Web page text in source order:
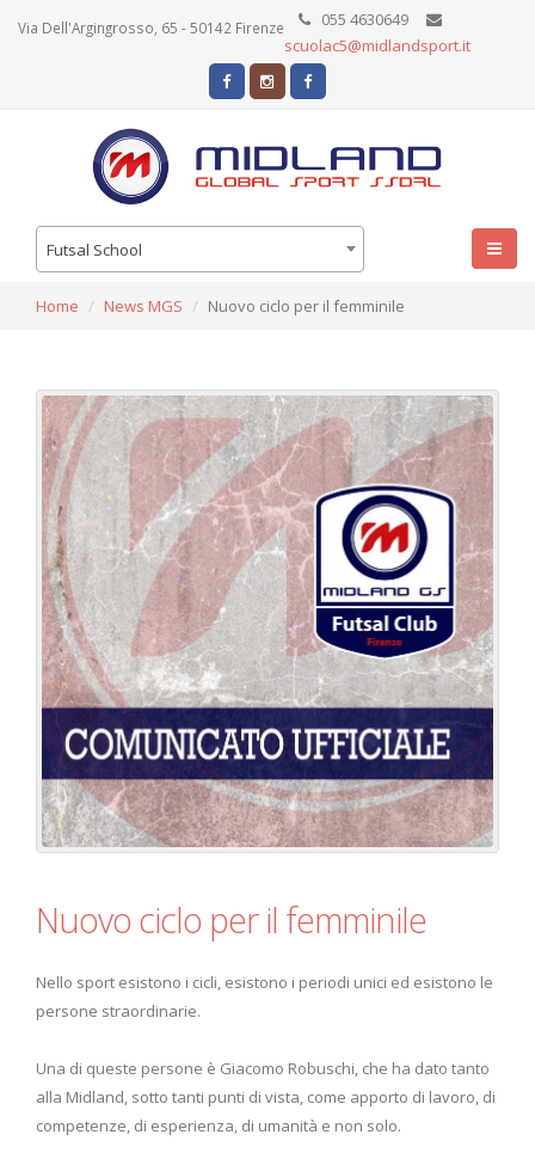
Via Dell'Argingrosso, 65 - 50142 Firenze
055 4630649
scuolac5@midlandsport.it
Futsal School
Home News MGS Nuovo ciclo per il femminile
Nuovo ciclo per il femminile
Nello sport esistono i cicli, esistono i periodi unici ed esistono le
persone straordinarie.
Una di queste persone è Giacomo Robuschi, che ha dato tanto
alla Midland, sotto tanti punti di vista, come apporto di lavoro, di
competenze, di esperienza, di umanità e non solo.